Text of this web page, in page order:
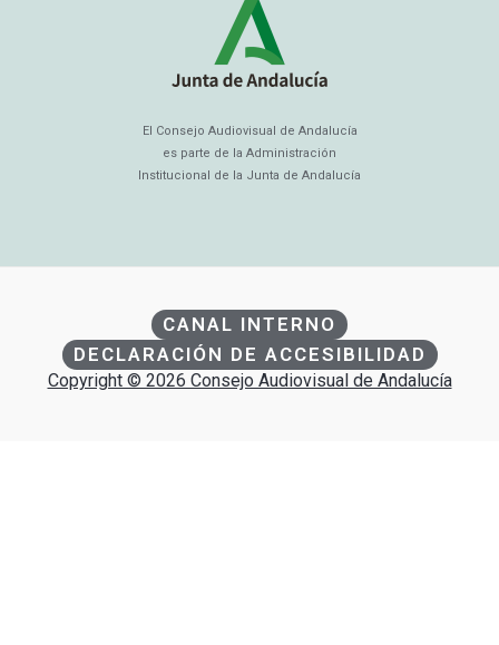
El Consejo Audiovisual de Andalucía
es parte de la Administración
Institucional de la Junta de Andalucía
CANAL INTERNO
DECLARACIÓN DE ACCESIBILIDAD
Copyright © 2026 Consejo Audiovisual de Andalucía